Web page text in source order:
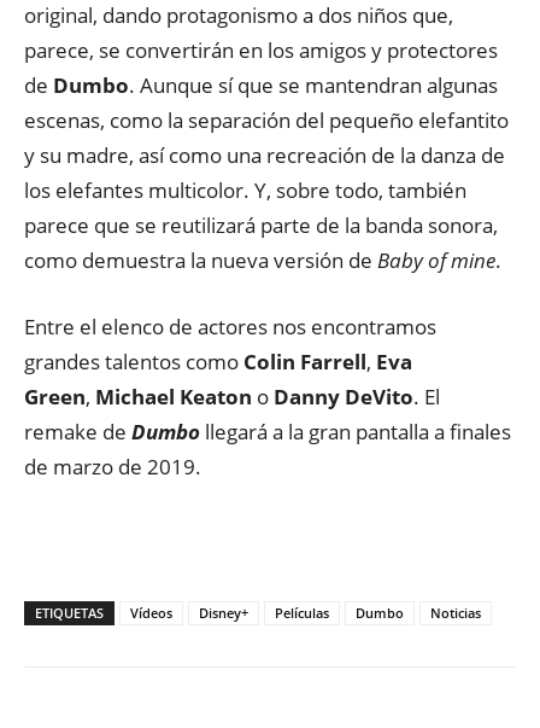
original, dando protagonismo a dos niños que,
parece, se convertirán en los amigos y protectores
de Dumbo. Aunque sí que se mantendran algunas
escenas, como la separación del pequeño elefantito
y su madre, así como una recreación de la danza de
los elefantes multicolor. Y, sobre todo, también
parece que se reutilizará parte de la banda sonora,
como demuestra la nueva versión de Baby of mine.
Entre el elenco de actores nos encontramos
grandes talentos como Colin Farrell, Eva
Green, Michael Keaton o Danny DeVito. El
remake de Dumbo llegará a la gran pantalla a finales
de marzo de 2019.
ETIQUETAS Vídeos Disney+ Películas Dumbo Noticias